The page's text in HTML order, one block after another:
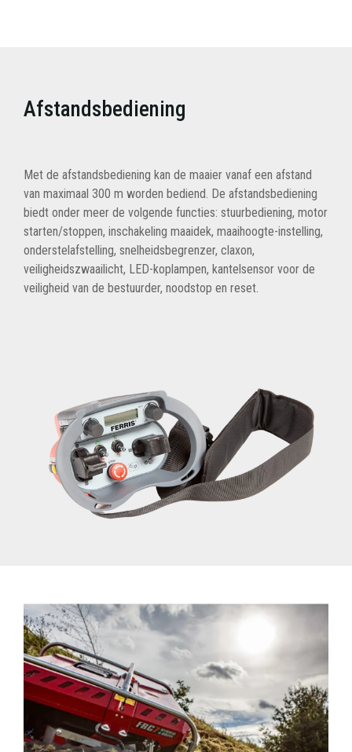
Afstandsbediening
Met de afstandsbediening kan de maaier vanaf een afstand
van maximaal 300 m worden bediend. De afstandsbediening
biedt onder meer de volgende functies: stuurbediening, motor
starten/stoppen, inschakeling maaidek, maaihoogte-instelling,
onderstelafstelling, snelheidsbegrenzer, claxon,
veiligheidszwaailicht, LED-koplampen, kantelsensor voor de
veiligheid van de bestuurder, noodstop en reset.